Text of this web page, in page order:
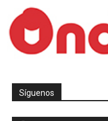
Síguenos